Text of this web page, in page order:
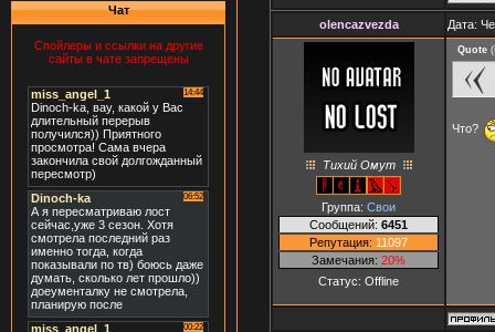
Чат
Спойлеры и ссылки на другие
сайты в чате запрещены
olencazvezda Дата:
Тихий Омут
Группа: Свои
Сообщений: 6451
Репутация: 11097
Замечания: 20%
Статус: Offline
Quote (
Что?